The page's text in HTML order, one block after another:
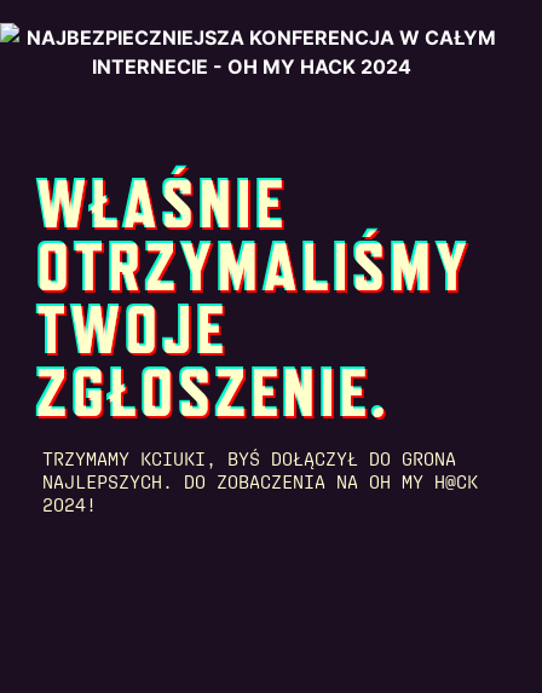
TO
WŁAŚNIE
OTRZYMALIŚMY
TWOJE
ZGŁOSZENIE.
TRZYMAMY KCIUKI, BYŚ DOŁĄCZYŁ DO GRONA
NAJLEPSZYCH. DO ZOBACZENIA NA OH MY H@CK
2024!